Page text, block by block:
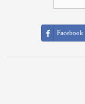
Facebook